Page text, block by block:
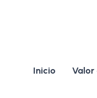
Inicio